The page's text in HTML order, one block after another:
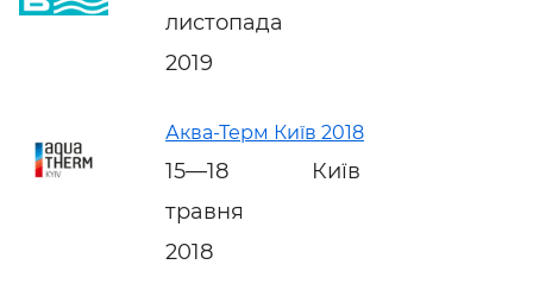
листопада
2019
Аква-Терм Київ 2018
15—18
травня
2018
Київ